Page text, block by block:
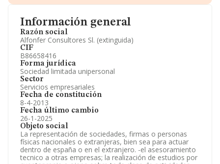
Información general
Razón social
Alfonfer Consultores Sl. (extinguida)
CIF
B86658416
Forma jurídica
Sociedad limitada unipersonal
Sector
Servicios empresariales
Fecha de constitución
8-4-2013
Fecha último cambio
26-1-2025
Objeto social
La representación de sociedades, firmas o personas
físicas nacionales o extranjeras, bien sea para actuar
dentro de españa o en el extranjero. -el asesoramiento
tecnico a otras empresas; la realización de estudios por
Información oficial y registral complementaria.